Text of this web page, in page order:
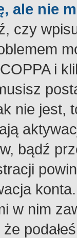
ale nie
czy
i
nie jest,
bądź
w nim